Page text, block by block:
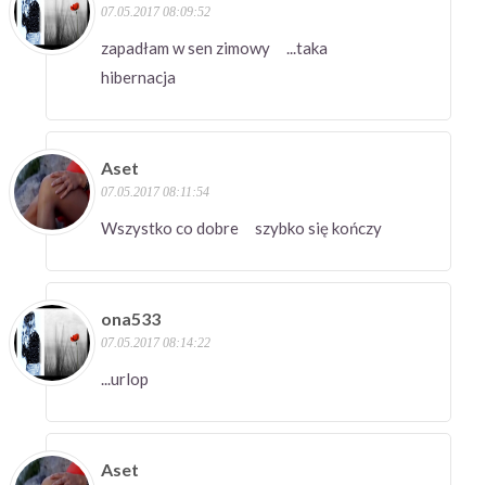
07.05.2017 08:09:52
zapadłam w sen zimowy ...taka
hibernacja
Aset
07.05.2017 08:11:54
Wszystko co dobre szybko się kończy
ona533
07.05.2017 08:14:22
...urlop
Aset